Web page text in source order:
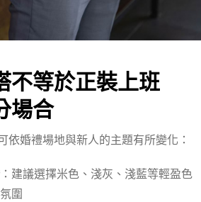
不等於正裝上班
場合
依婚禮場地與新人的主題有所變化：
：建議選擇米色、淺灰、淺藍等輕盈色
圍